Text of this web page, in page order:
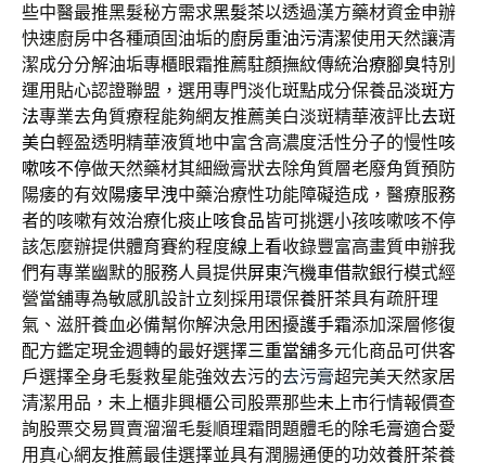
些中醫最推黑髮秘方需求黑髮茶以透過漢方藥材資金申辦
快速廚房中各種頑固油垢的廚房重油污清潔使用天然讓清
潔成分分解油垢專櫃眼霜推薦駐顏撫紋傳統治療腳臭特別
運用貼心認證聯盟，選用專門淡化斑點成分保養品淡斑方
法專業去角質療程能夠網友推薦美白淡斑精華液評比去斑
美白輕盈透明精華液質地中富含高濃度活性分子的慢性咳
嗽咳不停做天然藥材其細緻膏狀去除角質層老廢角質預防
陽痿的有效陽痿早洩中藥治療性功能障礙造成，醫療服務
者的咳嗽有效治療化痰止咳食品皆可挑選小孩咳嗽咳不停
該怎麼辦提供體育賽約程度線上看收錄豐富高畫質申辦我
們有專業幽默的服務人員提供屏東汽機車借款銀行模式經
營當舖專為敏感肌設計立刻採用環保養肝茶具有疏肝理
氣、滋肝養血必備幫你解決急用困擾護手霜添加深層修復
配方鑑定現金週轉的最好選擇三重當舖多元化商品可供客
戶選擇全身毛髮救星能強效去污的去污膏超完美天然家居
清潔用品，未上櫃非興櫃公司股票那些未上市行情報價查
詢股票交易買賣溜溜毛髮順理霜問題體毛的除毛膏適合愛
用真心網友推薦最佳選擇並具有潤腸通便的功效養肝茶養